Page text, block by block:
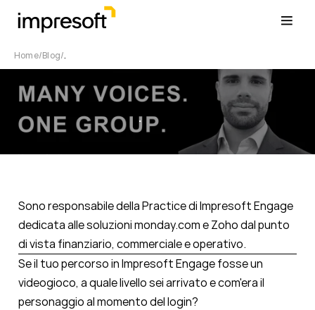
Home Blog .
.
Sonoresponsabile della Practice di Impresoft Engage
dedicata alle soluzioni monday.com e Zoho dal punto
di vista finanziario, commerciale e operativo.
Se il tuo percorso in Impresoft Engagefosse un
videogioco, a quale livello sei arrivato e com'era il
personaggio al momento del login?